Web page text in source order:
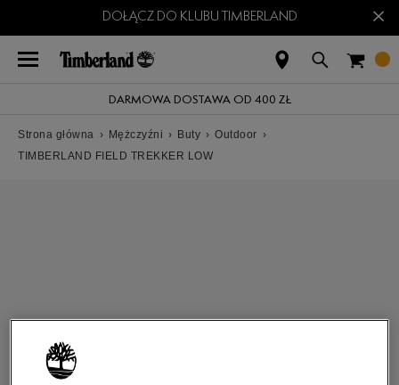
DOŁĄCZ DO KLUBU TIMBERLAND ×
DARMOWA DOSTAWA OD 400 ZŁ
Strona główna › Mężczyźni › Buty › Outdoor ›
TIMBERLAND FIELD TREKKER LOW